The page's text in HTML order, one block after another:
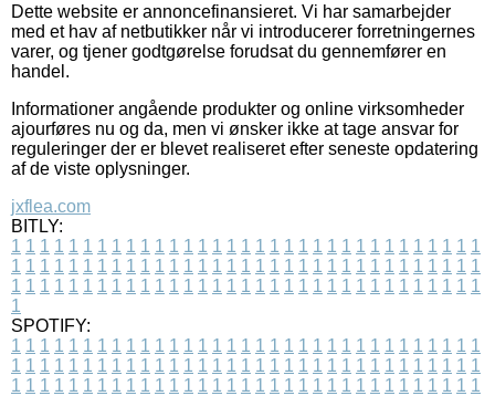
Dette website er annoncefinansieret. Vi har samarbejder
med et hav af netbutikker når vi introducerer forretningernes
varer, og tjener godtgørelse forudsat du gennemfører en
handel.
Informationer angående produkter og online virksomheder
ajourføres nu og da, men vi ønsker ikke at tage ansvar for
reguleringer der er blevet realiseret efter seneste opdatering
af de viste oplysninger.
jxflea.com
BITLY:
1 1 1 1 1 1 1 1 1 1 1 1 1 1 1 1 1 1 1 1 1 1 1 1 1 1 1 1 1 1 1 1 1
1 1 1 1 1 1 1 1 1 1 1 1 1 1 1 1 1 1 1 1 1 1 1 1 1 1 1 1 1 1 1 1 1
1 1 1 1 1 1 1 1 1 1 1 1 1 1 1 1 1 1 1 1 1 1 1 1 1 1 1 1 1 1 1 1 1
1
SPOTIFY:
1 1 1 1 1 1 1 1 1 1 1 1 1 1 1 1 1 1 1 1 1 1 1 1 1 1 1 1 1 1 1 1 1
1 1 1 1 1 1 1 1 1 1 1 1 1 1 1 1 1 1 1 1 1 1 1 1 1 1 1 1 1 1 1 1 1
1 1 1 1 1 1 1 1 1 1 1 1 1 1 1 1 1 1 1 1 1 1 1 1 1 1 1 1 1 1 1 1 1